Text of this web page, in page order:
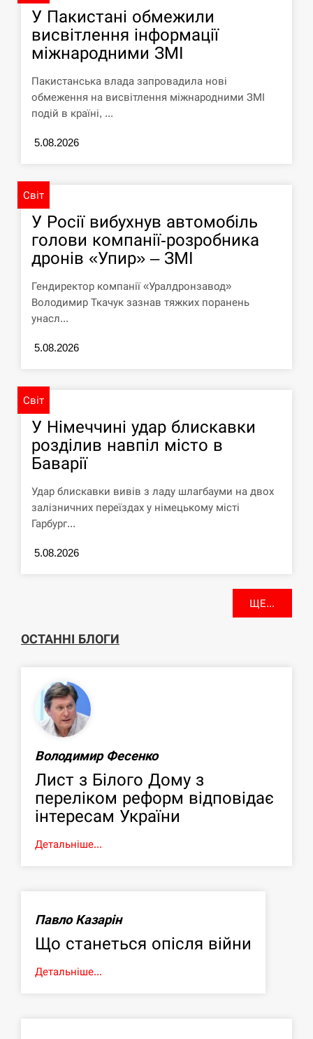
11:40
У зоопарку Токіо через спеку загинули
три левиці
СЕРПЕНЬ
11:23
Россияне ударили “Бардеролями” по
Харькову, есть пострадавшие
У Пакистані обмежили
висвітлення інформації
міжнародними ЗМІ
Пакистанська влада запровадила нові
обмеження на висвітлення міжнародними ЗМІ
подій в країні, ...
5.08.2026
Світ
У Росії вибухнув автомобіль
голови компанії-розробника
дронів «Упир» – ЗМІ
Гендиректор компанії «Уралдронзавод»
Володимир Ткачук зазнав тяжких поранень
унасл...
5.08.2026
Світ
У Німеччині удар блискавки
розділив навпіл місто в
Баварії
Удар блискавки вивів з ладу шлагбауми на двох
залізничних переїздах у німецькому місті
Гарбург...
5.08.2026
ЩЕ...
ОСТАННІ БЛОГИ
Володимир Фесенко
Лист з Білого Дому з
переліком реформ відповідає
інтересам України
Детальніше...
Павло Казарін
Що станеться опісля війни
Детальніше...